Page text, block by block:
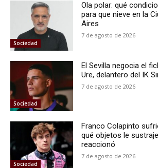
Sociedad
Ola polar: qué
para que nieve en la
Aires
7 de agosto de 2026
Sociedad
El Sevilla negocia el
Ure, delantero del IK
7 de agosto de 2026
Sociedad
Franco Colapinto
qué objetos le
reaccionó
7 de agosto de 2026